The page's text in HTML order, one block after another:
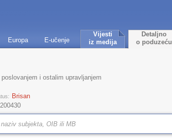
Europa E-učenje
Vijesti
iz medija
Detaljno
o poduzeću
i ostalim upravljanjem
Brisan